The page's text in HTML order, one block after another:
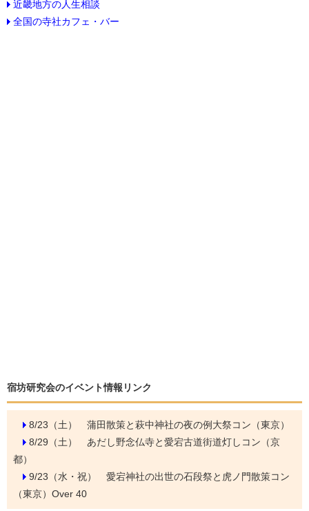
近畿地方の人生相談
全国の寺社カフェ・バー
宿坊研究会のイベント情報リンク
8/23（土） 蒲田散策と萩中神社の夜の例大祭コン（東京）
8/29（土） あだし野念仏寺と愛宕古道街道灯しコン（京
都）
9/23（水・祝） 愛宕神社の出世の石段祭と虎ノ門散策コン
（東京）Over 40